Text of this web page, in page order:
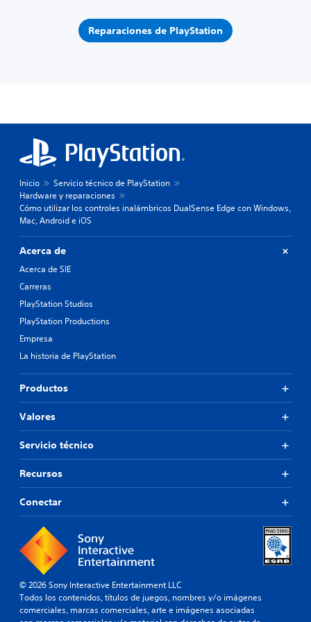
Reparaciones de PlayStation
Inicio
Servicio técnico de PlayStation
Hardware y reparaciones
Cómo utilizar los controles inalámbricos DualSense Edge con Windows,
Mac, Android e iOS
Acerca de
Acerca de SIE
Carreras
PlayStation Studios
PlayStation Productions
Empresa
La historia de PlayStation
Productos
Valores
Servicio técnico
Recursos
Conectar
© 2026 Sony Interactive Entertainment LLC
Todos los contenidos, títulos de juegos, nombres y/o imágenes
comerciales, marcas comerciales, arte e imágenes asociadas